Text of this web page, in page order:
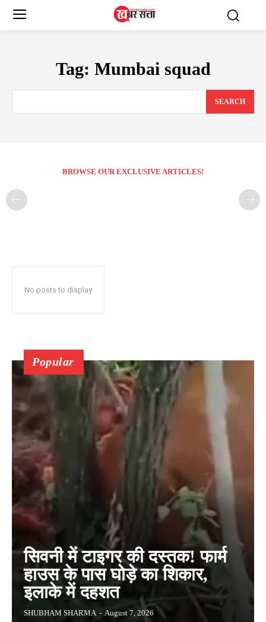
Tag: Mumbai squad
SEARCH
BROWSE OUR EXCLUSIVE ARTICLES!
No posts to display
Popular
सिवनी में टाइगर की दस्तक! फार्म
हाउस के पास घोड़े का शिकार,
इलाके में दहशत
SHUBHAM SHARMA - August 7, 2026